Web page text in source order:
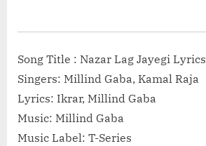
Song Title : Nazar Lag Jayegi Lyrics
Singers: Millind Gaba, Kamal Raja
Lyrics: Ikrar, Millind Gaba
Music: Millind Gaba
Music Label: T-Series